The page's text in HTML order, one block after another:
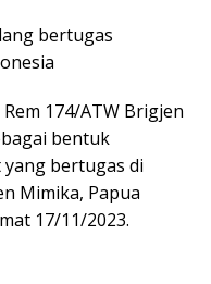
bertugas
174/ATW Brigjen
bentuk
bertugas di
Mimika, Papua
17/11/2023.